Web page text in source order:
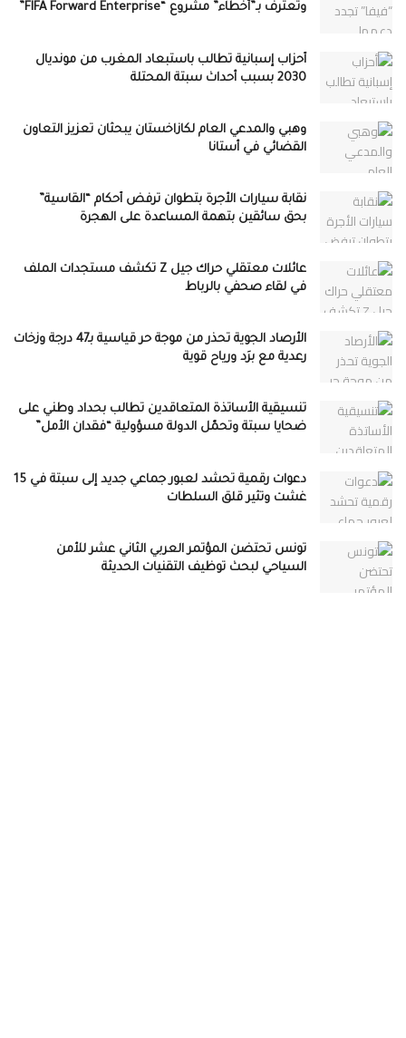
وتعترف بـ”أخطاء” مشروع “FIFA Forward Enterprise”
أحزاب إسبانية تطالب باستبعاد المغرب من مونديال
2030 بسبب أحداث سبتة المحتلة
وهبي والمدعي العام لكازاخستان يبحثان تعزيز التعاون
القضائي في أستانا
نقابة سيارات الأجرة بتطوان ترفض أحكام “القاسية”
بحق سائقين بتهمة المساعدة على الهجرة
عائلات معتقلي حراك جيل Z تكشف مستجدات الملف
في لقاء صحفي بالرباط
الأرصاد الجوية تحذر من موجة حر قياسية بـ47 درجة وزخات
رعدية مع برَد ورياح قوية
تنسيقية الأساتذة المتعاقدين تطالب بحداد وطني على
ضحايا سبتة وتحمّل الدولة مسؤولية “فقدان الأمل”
دعوات رقمية تحشد لعبور جماعي جديد إلى سبتة في 15
غشت وتثير قلق السلطات
تونس تحتضن المؤتمر العربي الثاني عشر للأمن
السياحي لبحث توظيف التقنيات الحديثة